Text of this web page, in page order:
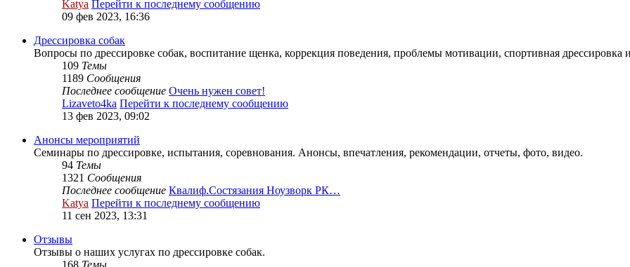
Katya Перейти к последнему сообщению
09 фев 2023, 16:36
Дрессировка собак
Вопросы по дрессировке собак, воспитание щенка, коррекция поведения, проблемы мотивации, спортивная дрессировка
109 Темы
1189 Сообщения
Последнее сообщение Очень нужен совет!
Lizaveto4ka Перейти к последнему сообщению
13 фев 2023, 09:02
Анонсы мероприятий
Семинары по дрессировке, испытания, соревнования. Анонсы, впечатления, рекомендации, отчеты, фото, видео.
94 Темы
1321 Сообщения
Последнее сообщение Квалиф.Состязания Ноузворк РК…
Katya Перейти к последнему сообщению
11 сен 2023, 13:31
Отзывы
Отзывы о наших услугах по дрессировке собак.
168 Темы